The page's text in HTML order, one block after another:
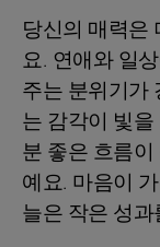
당신의 매력은
요. 연애와 일
주는 분위기가
는 감각이 빛
분 좋은 흐름
예요. 마음이
늘은 작은 성